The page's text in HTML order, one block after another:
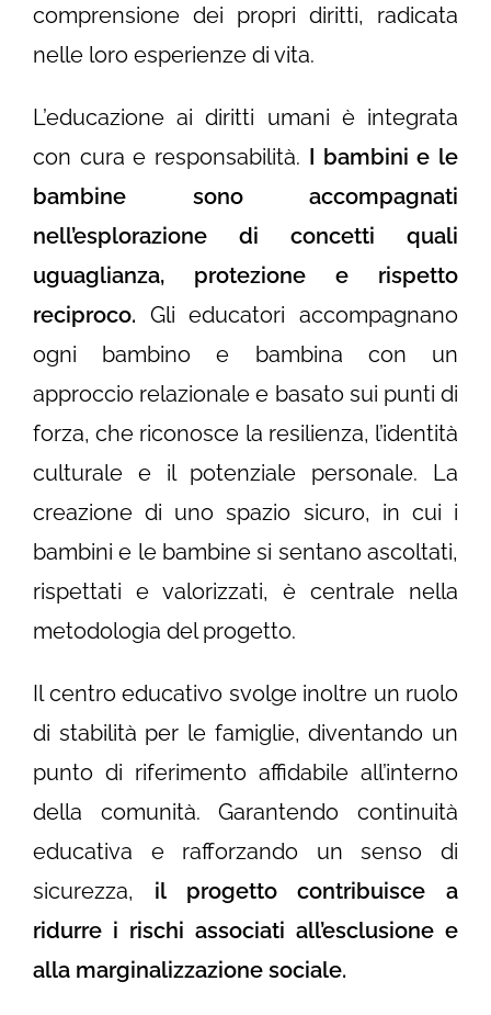
comprensione dei propri diritti, radicata
nelle loro esperienze di vita.
L’educazione ai diritti umani è integrata
con cura e responsabilità. I bambini e le
bambine sono accompagnati
nell’esplorazione di concetti quali
uguaglianza, protezione e rispetto
reciproco. Gli educatori accompagnano
ogni bambino e bambina con un
approccio relazionale e basato sui punti di
forza, che riconosce la resilienza, l’identità
culturale e il potenziale personale. La
creazione di uno spazio sicuro, in cui i
bambini e le bambine si sentano ascoltati,
rispettati e valorizzati, è centrale nella
metodologia del progetto.
Il centro educativo svolge inoltre un ruolo
di stabilità per le famiglie, diventando un
punto di riferimento affidabile all’interno
della comunità. Garantendo continuità
educativa e rafforzando un senso di
sicurezza, il progetto contribuisce a
ridurre i rischi associati all’esclusione e
alla marginalizzazione sociale.